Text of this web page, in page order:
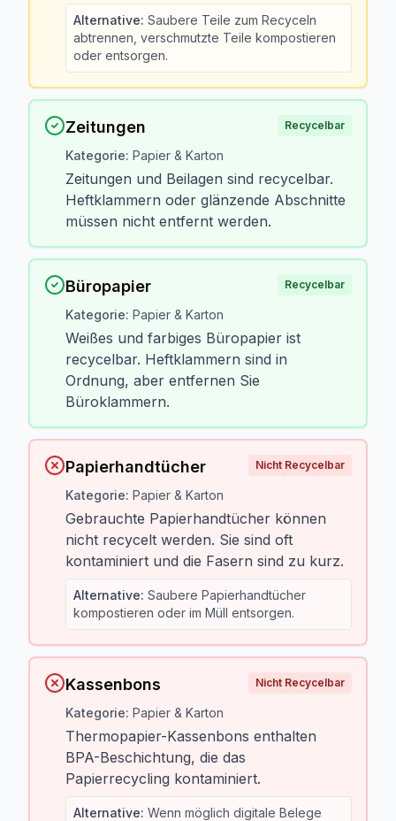
Alternative: Saubere Teile zum Recyceln
abtrennen, verschmutzte Teile kompostieren
oder entsorgen.
Zeitungen Recycelbar
Kategorie: Papier & Karton
Zeitungen und Beilagen sind recycelbar.
Heftklammern oder glänzende Abschnitte
müssen nicht entfernt werden.
Büropapier Recycelbar
Kategorie: Papier & Karton
Weißes und farbiges Büropapier ist
recycelbar. Heftklammern sind in
Ordnung, aber entfernen Sie
Büroklammern.
Papierhandtücher Nicht Recycelbar
Kategorie: Papier & Karton
Gebrauchte Papierhandtücher können
nicht recycelt werden. Sie sind oft
kontaminiert und die Fasern sind zu kurz.
Alternative: Saubere Papierhandtücher
kompostieren oder im Müll entsorgen.
Kassenbons Nicht Recycelbar
Kategorie: Papier & Karton
Thermopapier-Kassenbons enthalten
BPA-Beschichtung, die das
Papierrecycling kontaminiert.
Alternative: Wenn möglich digitale Belege